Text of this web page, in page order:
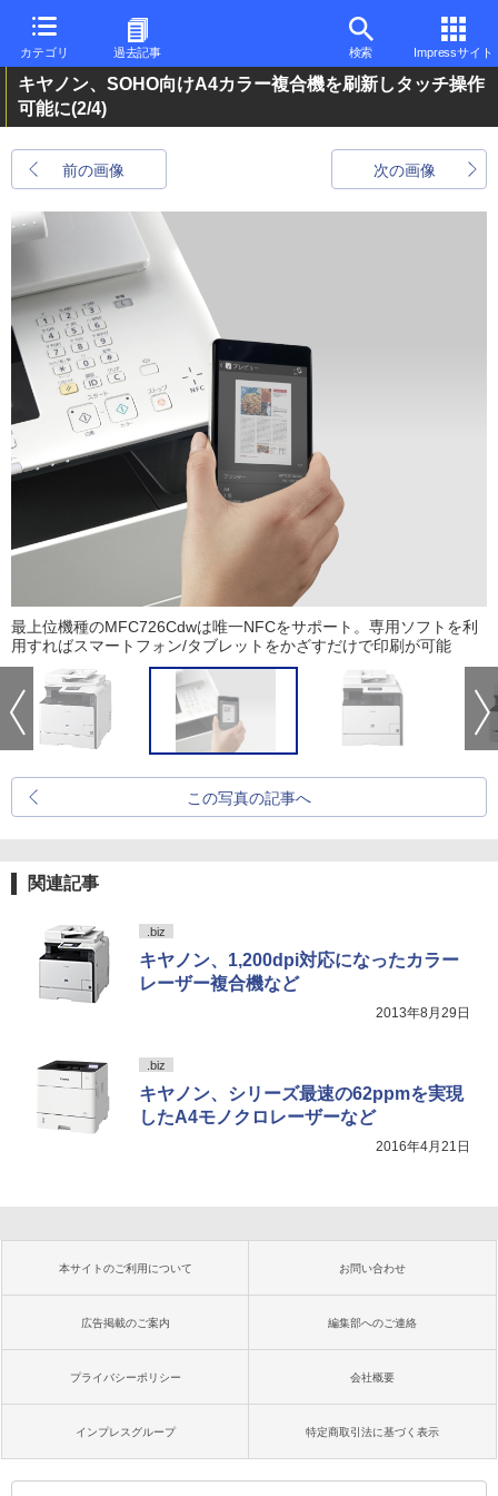
カテゴリ 過去記事 検索 Impressサイト
キヤノン、SOHO向けA4カラー複合機を刷新しタッチ操作
可能に(2/4)
前の画像 次の画像
最上位機種のMFC726Cdwは唯一NFCをサポート。専用ソフトを利
用すればスマートフォン/タブレットをかざすだけで印刷が可能
この写真の記事へ
関連記事
.biz
キヤノン、1,200dpi対応になったカラー
レーザー複合機など
2013年8月29日
.biz
キヤノン、シリーズ最速の62ppmを実現
したA4モノクロレーザーなど
2016年4月21日
本サイトのご利用について お問い合わせ
広告掲載のご案内 編集部へのご連絡
プライバシーポリシー 会社概要
インプレスグループ 特定商取引法に基づく表示